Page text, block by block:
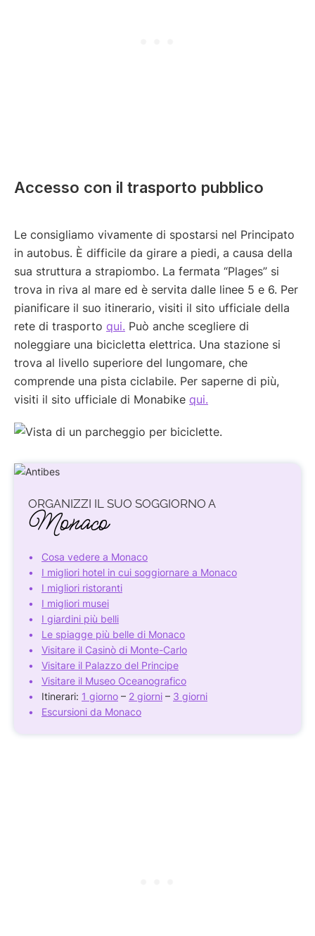
Accesso con il trasporto pubblico
Le consigliamo vivamente di spostarsi nel Principato
in autobus. È difficile da girare a piedi, a causa della
sua struttura a strapiombo. La fermata “Plages” si
trova in riva al mare ed è servita dalle linee 5 e 6. Per
pianificare il suo itinerario, visiti il sito ufficiale della
rete di trasporto qui. Può anche scegliere di
noleggiare una bicicletta elettrica. Una stazione si
trova al livello superiore del lungomare, che
comprende una pista ciclabile. Per saperne di più,
visiti il sito ufficiale di Monabike qui.
ORGANIZZI IL SUO SOGGIORNO A
Monaco
Cosa vedere a Monaco
I migliori hotel in cui soggiornare a Monaco
I migliori ristoranti
I migliori musei
I giardini più belli
Le spiagge più belle di Monaco
Visitare il Casinò di Monte-Carlo
Visitare il Palazzo del Principe
Visitare il Museo Oceanografico
Itinerari: 1 giorno – 2 giorni – 3 giorni
Escursioni da Monaco